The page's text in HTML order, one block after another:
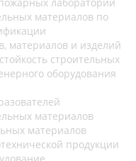
материалов по
материалов и изделий
строительных
оборудования
материалов
материалов
продукции